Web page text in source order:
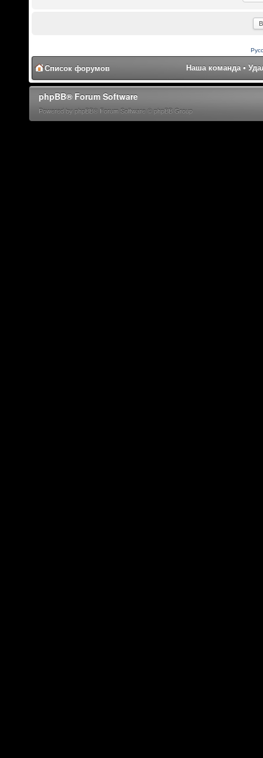
Список форумов Наша команда •
phpBB® Forum Software
Powered by phpBB® Forum Software © phpBB Group